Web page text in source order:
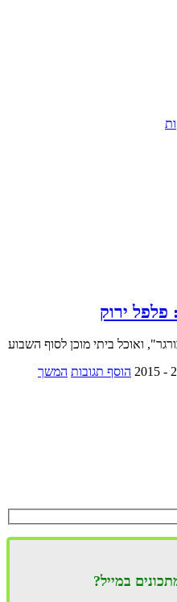
ירוק
ואוכל ביתי מוכן לסוף השבוע
הוסף תגובות המשך
במייל?